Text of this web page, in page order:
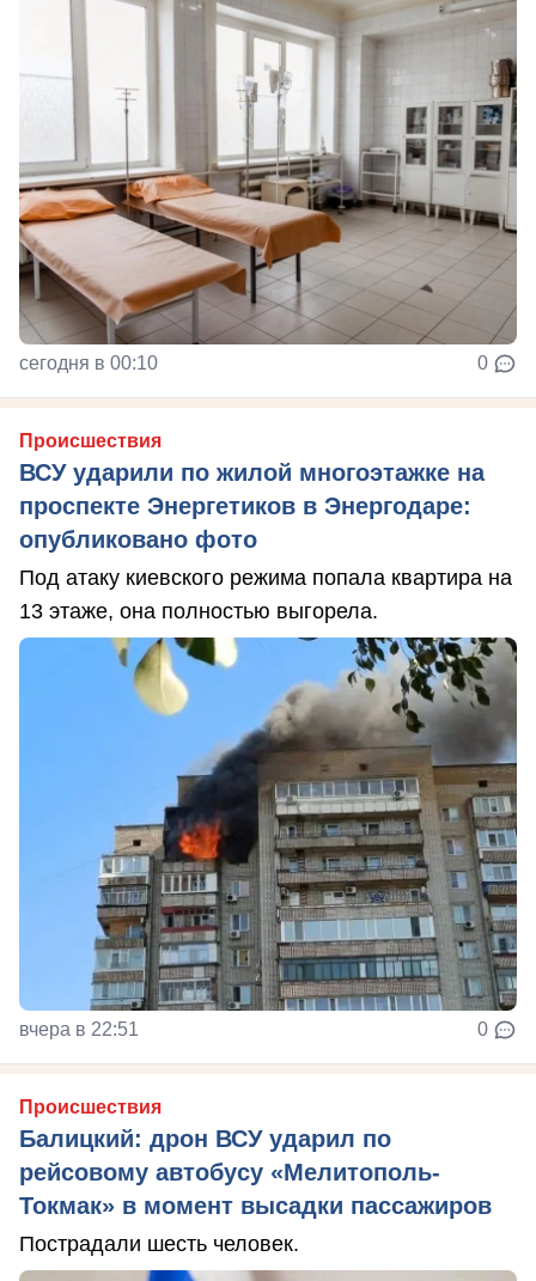
сегодня в 00:10 0
Происшествия
ВСУ ударили по жилой многоэтажке на
проспекте Энергетиков в Энергодаре:
опубликовано фото
Под атаку киевского режима попала квартира на
13 этаже, она полностью выгорела.
вчера в 22:51 0
Происшествия
Балицкий: дрон ВСУ ударил по
рейсовому автобусу «Мелитополь-
Токмак» в момент высадки пассажиров
Пострадали шесть человек.